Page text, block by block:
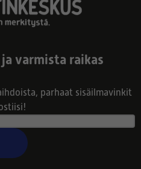
varmista raikas
parhaat sisäilmavinkit